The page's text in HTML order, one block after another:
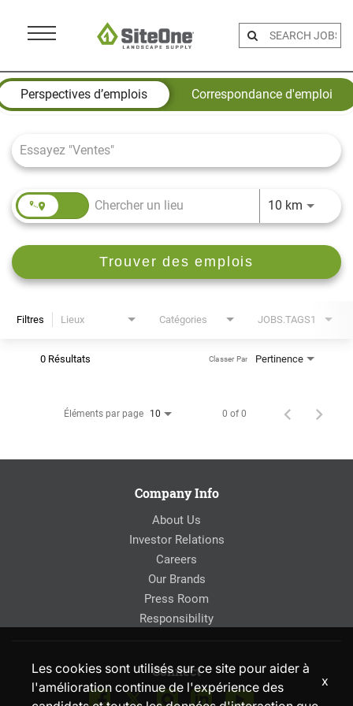
Menu
Job Search Page
Perspectives d’emplois
Correspondance d'emploi
10 km
Trouver des emplois
Filtres Lieux Catégories JOBS.TAGS1
0 Résultats Pertinence
Classer Par
Éléments par page 10 0 of 0
Company Info
About Us
Investor Relations
Careers
Our Brands
Press Room
Responsibility
Connect
Les cookies sont utilisés sur ce site pour aider à
l'amélioration continue de l'expérience des
x